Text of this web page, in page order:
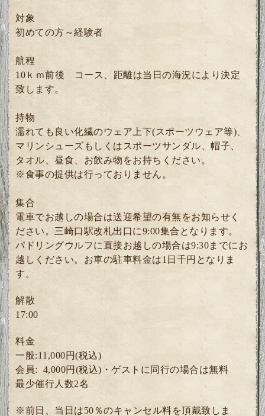
対象
初めての方～経験者
航程
10ｋｍ前後 コース、距離は当日の海況により決定
致します。
持物
濡れても良い化繊のウェア上下(スポーツウェア等)、
マリンシューズもしくはスポーツサンダル、帽子、
タオル、昼食、お飲み物をお持ちください。
※食事の提供は行っておりません。
集合
電車でお越しの場合は送迎希望の有無をお知らせく
ださい。三崎口駅改札出口に9:00集合となります。
パドリングウルフに直接お越しの場合は9:30までにお
越しください。お車の駐車料金は1日千円となりま
す。
解散
17:00
料金
一般:11,000円(税込)
会員: 4,000円(税込)・ゲスト に同行の場合は無料
最少催行人数2名
※前日、当日は50％のキャンセル料を頂戴致しま